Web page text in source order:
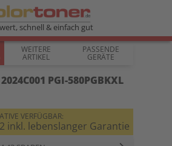
schnell & einfach gut
WEITERE
ARTIKEL
PASSENDE
GERÄTE
PGI-580PGBKXL
VERFÜGBAR:
inkl. lebenslanger Garantie